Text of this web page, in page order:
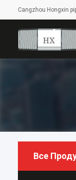
Cangzhou Hongxin
Все